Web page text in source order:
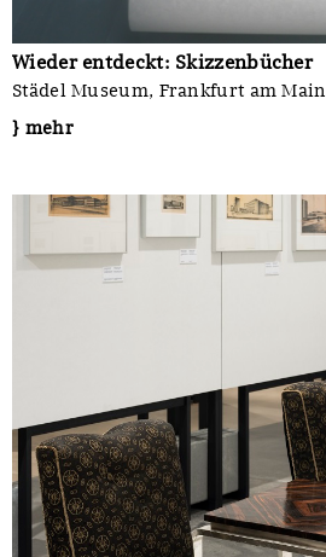
Wieder entdeckt: Skizzenbücher
Städel Museum, Frankfurt am Main
} mehr